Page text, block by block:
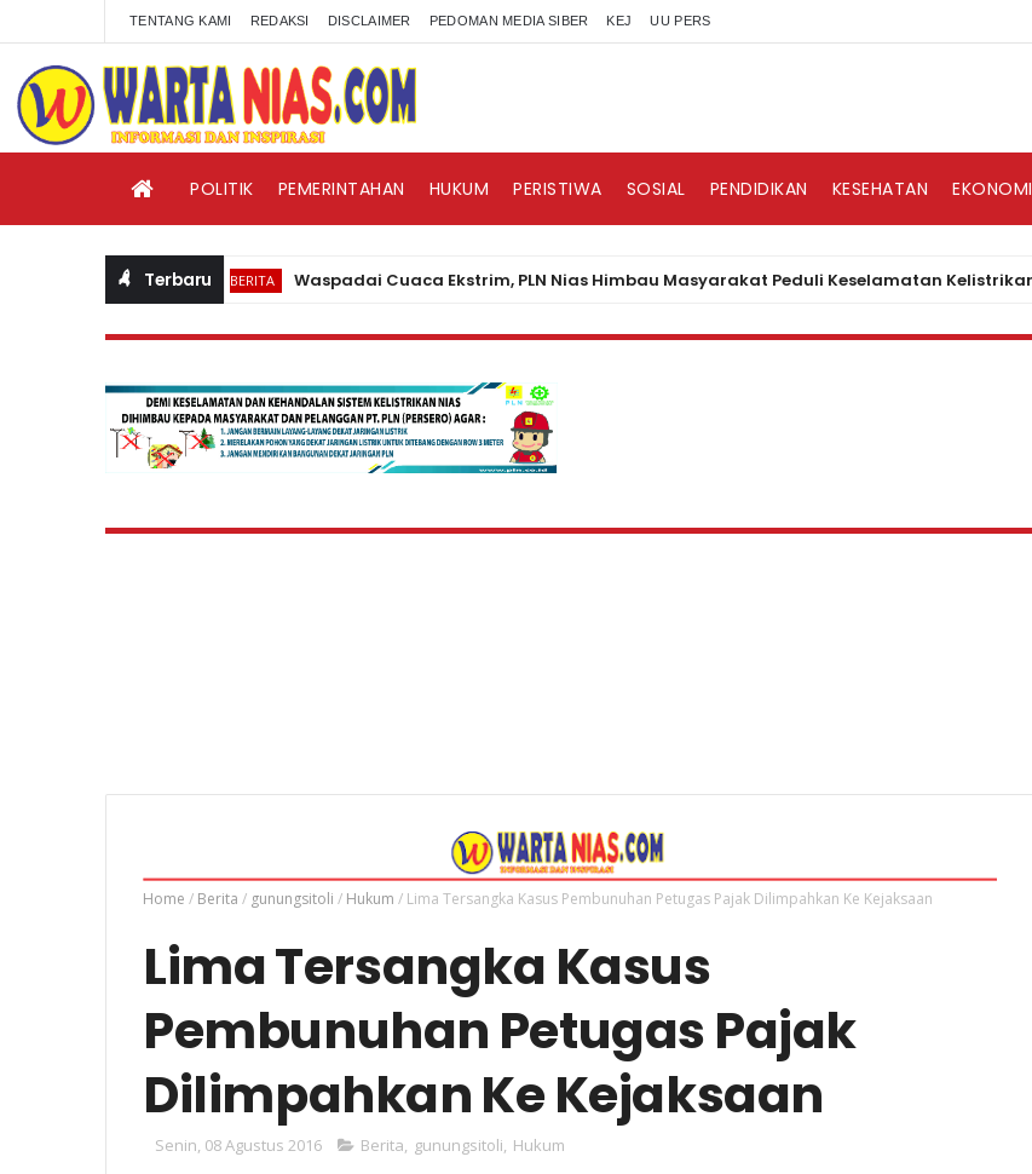
TENTANG KAMI REDAKSI DISCLAIMER PEDOMAN MEDIA SIBER KEJ UU PERS
POLITIK PEMERINTAHAN HUKUM PERISTIWA SOSIAL PENDIDIKAN KESEHATAN EKONOMI
Terbaru
BERITA Waspadai Cuaca Ekstrim, PLN Nias Himbau Masyarakat Peduli Keselamatan Kelistrikan
Home / Berita / gunungsitoli / Hukum / Lima Tersangka Kasus Pembunuhan Petugas Pajak Dilimpahkan Ke Kejaksaan
Lima Tersangka Kasus
Pembunuhan Petugas Pajak
Dilimpahkan Ke Kejaksaan
Senin, 08 Agustus 2016 Berita gunungsitoli Hukum